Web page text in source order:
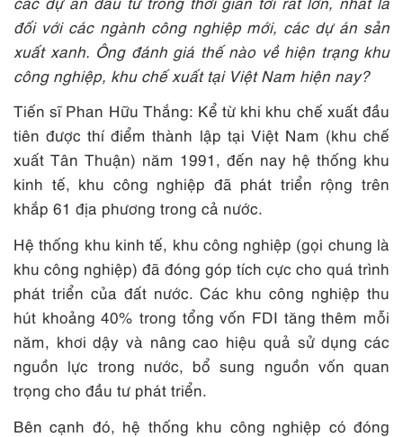
đối với các ngành công nghiệp mới, các dự án sản
xuất xanh. Ông đánh giá thế nào về hiện trạng khu
công nghiệp, khu chế xuất tại Việt Nam hiện nay?
Tiến sĩ Phan Hữu Thắng: Kể từ khi khu chế xuất đầu
tiên được thí điểm thành lập tại Việt Nam (khu chế
xuất Tân Thuận) năm 1991, đến nay hệ thống khu
kinh tế, khu công nghiệp đã phát triển rộng trên
khắp 61 địa phương trong cả nước.
Hệ thống khu kinh tế, khu công nghiệp (gọi chung là
khu công nghiệp) đã đóng góp tích cực cho quá trình
phát triển của đất nước. Các khu công nghiệp thu
hút khoảng 40% trong tổng vốn FDI tăng thêm mỗi
năm, khơi dậy và nâng cao hiệu quả sử dụng các
nguồn lực trong nước, bổ sung nguồn vốn quan
trọng cho đầu tư phát triển.
Bên cạnh đó, hệ thống khu công nghiệp có đóng